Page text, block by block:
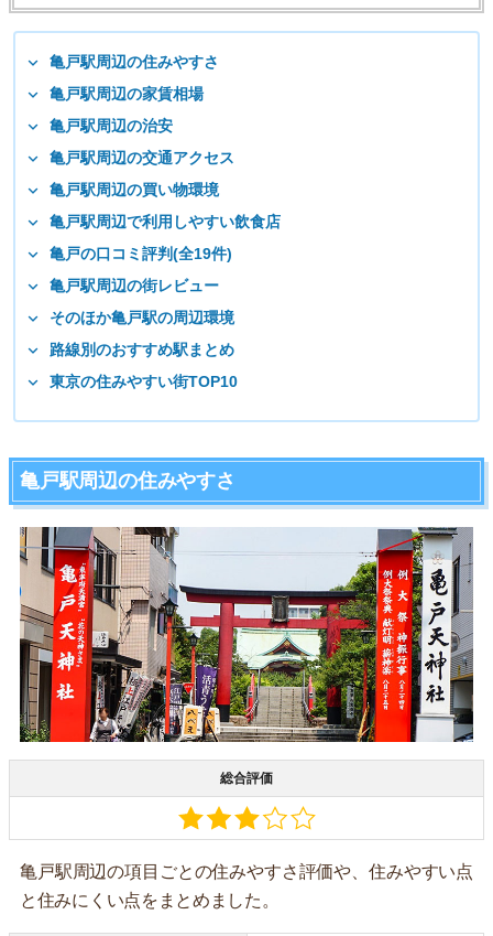
亀戸駅周辺の住みやすさ
亀戸駅周辺の家賃相場
亀戸駅周辺の治安
亀戸駅周辺の交通アクセス
亀戸駅周辺の買い物環境
亀戸駅周辺で利用しやすい飲食店
亀戸の口コミ評判(全19件)
亀戸駅周辺の街レビュー
そのほか亀戸駅の周辺環境
路線別のおすすめ駅まとめ
東京の住みやすい街TOP10
亀戸駅周辺の住みやすさ
総合評価
亀戸駅周辺の項目ごとの住みやすさ評価や、住みやすい点
と住みにくい点をまとめました。